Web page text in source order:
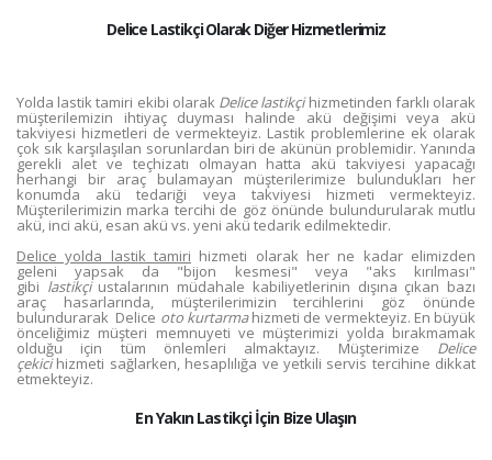
Delice Lastikçi Olarak Diğer Hizmetlerimiz
Yolda lastik tamiri ekibi olarak Delice lastikçihizmetinden farklı olarak
müşterilemizin ihtiyaç duyması halinde akü değişimi veya akü
takviyesi hizmetleri de vermekteyiz. Lastik problemlerine ek olarak
çok sık karşılaşılan sorunlardan biri de akünün problemidir. Yanında
gerekli alet ve teçhizatı olmayan hatta akü takviyesi yapacağı
herhangi bir araç bulamayan müşterilerimize bulundukları her
konumda akü tedariği veya takviyesi hizmeti vermekteyiz.
Müşterilerimizin marka tercihi de göz önünde bulundurularak mutlu
akü, inci akü, esan akü vs. yeni akü tedarik edilmektedir.
Delice yolda lastik tamiri hizmeti olarak her ne kadar elimizden
geleni yapsak da "bijon kesmesi" veya "aks kırılması"
gibi lastikçi ustalarının müdahale kabiliyetlerinin dışına çıkan bazı
araç hasarlarında, müşterilerimizin tercihlerini göz önünde
bulundurarak Delice oto kurtarmahizmeti de vermekteyiz. En büyük
önceliğimiz müşteri memnuyeti ve müşterimizi yolda bırakmamak
olduğu için tüm önlemleri almaktayız. Müşterimize Delice
çekicihizmeti sağlarken, hesaplılığa ve yetkili servis tercihine dikkat
etmekteyiz.
En Yakın Lastikçi İçin Bize Ulaşın